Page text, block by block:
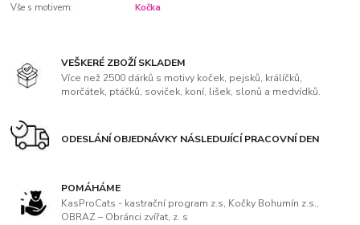
Vše s motivem: Kočka
VEŠKERÉ ZBOŽÍ SKLADEM
Více než 2500 dárků s motivy koček, pejsků, králíčků,
morčátek, ptáčků, soviček, koní, lišek, slonů a medvídků.
ODESLÁNÍ OBJEDNÁVKY NÁSLEDUJÍCÍ PRACOVNÍ DEN
POMÁHÁME
KasProCats - kastrační program z.s, Kočky Bohumín z.s.,
OBRAZ – Obránci zvířat, z. s